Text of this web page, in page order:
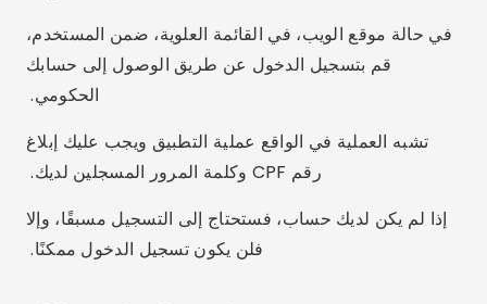
كيفية إنشاء حسابك
لإنشاء حساب حكومي خاص بك، فإن أبسط عملية تتم عن
طريق CPF، حيث سيكون من الضروري إبلاغ CPF،
بالإضافة إلى الاسم الكامل.
بالإضافة إلى هذه البيانات الأولية، ستحتاج إلى التأكد من أنك
لست روبوتًا وتوافق أيضًا على شروط الاستخدام.